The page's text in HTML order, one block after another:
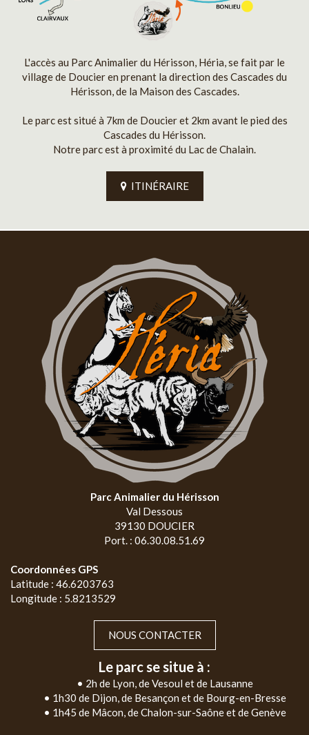
L'accès au Parc Animalier du Hérisson, Héria, se fait par le
village de Doucier en prenant la direction des Cascades du
Hérisson, de la Maison des Cascades.
Le parc est situé à 7km de Doucier et 2km avant le pied des
Cascades du Hérisson.
Notre parc est à proximité du Lac de Chalain.
ITINÉRAIRE
Parc Animalier du Hérisson
Val Dessous
39130 DOUCIER
Port. : 06.30.08.51.69
Coordonnées GPS
Latitude : 46.6203763
Longitude : 5.8213529
NOUS CONTACTER
Le parc se situe à :
• 2h de Lyon, de Vesoul et de Lausanne
• 1h30 de Dijon, de Besançon et de Bourg-en-Bresse
• 1h45 de Mâcon, de Chalon-sur-Saône et de Genève